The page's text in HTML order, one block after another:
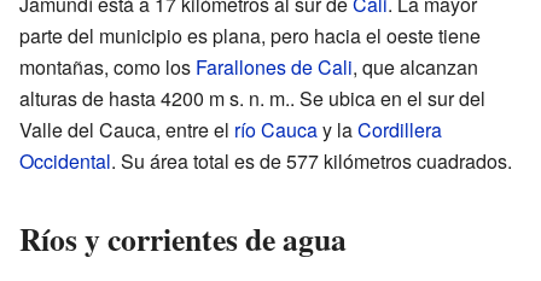
parte del municipio es plana, pero hacia el oeste tiene
montañas, como los Farallones de Cali, que alcanzan
alturas de hasta 4200 m s. n. m.. Se ubica en el sur del
Valle del Cauca, entre el río Caucay laCordillera
Occidental. Su área total es de 577 kilómetros cuadrados.
Ríos y corrientes de agua